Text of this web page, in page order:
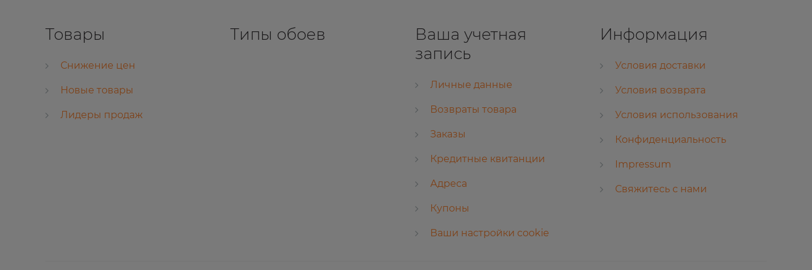
Товары
Снижение цен
Новые товары
Лидеры продаж
Типы обоев
Ваша учетная
запись
Личные данные
Возвраты товара
Заказы
Кредитные квитанции
Адреса
Купоны
Ваши настройки cookie
Информация
Условия доставки
Условия возврата
Условия использования
Конфиденциальность
Impressum
Свяжитесь с нами